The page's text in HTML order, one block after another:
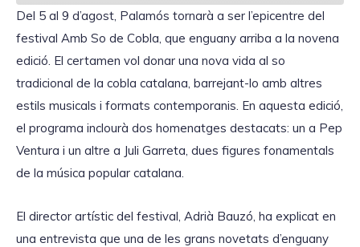
E
p
i
s
o
d
e
SHARE
EMBED
Del 5 al 9 d’agost, Palamós tornarà a ser l’epicentre del
festival Amb So de Cobla, que enguany arriba a la novena
edició. El certamen vol donar una nova vida al so
tradicional de la cobla catalana, barrejant-lo amb altres
estils musicals i formats contemporanis. En aquesta edició,
el programa inclourà dos homenatges destacats: un a Pep
Ventura i un altre a Juli Garreta, dues figures fonamentals
de la música popular catalana.
El director artístic del festival, Adrià Bauzó, ha explicat en
una entrevista que una de les grans novetats d’enguany